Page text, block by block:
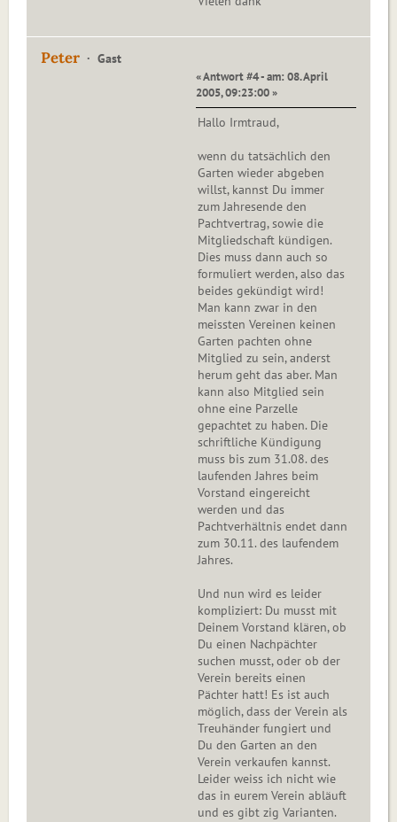
Peter Gast
« Antwort #4 - am: 08. April
2005, 09:23:00 »
Hallo Irmtraud,
wenn du tatsächlich den
Garten wieder abgeben
willst, kannst Du immer
zum Jahresende den
Pachtvertrag, sowie die
Mitgliedschaft kündigen.
Dies muss dann auch so
formuliert werden, also das
beides gekündigt wird!
Man kann zwar in den
meissten Vereinen keinen
Garten pachten ohne
Mitglied zu sein, anderst
herum geht das aber. Man
kann also Mitglied sein
ohne eine Parzelle
gepachtet zu haben. Die
schriftliche Kündigung
muss bis zum 31.08. des
laufenden Jahres beim
Vorstand eingereicht
werden und das
Pachtverhältnis endet dann
zum 30.11. des laufendem
Jahres.
Und nun wird es leider
kompliziert: Du musst mit
Deinem Vorstand klären, ob
Du einen Nachpächter
suchen musst, oder ob der
Verein bereits einen
Pächter hatt! Es ist auch
möglich, dass der Verein als
Treuhänder fungiert und
Du den Garten an den
Verein verkaufen kannst.
Leider weiss ich nicht wie
das in eurem Verein abläuft
und es gibt zig Varianten.